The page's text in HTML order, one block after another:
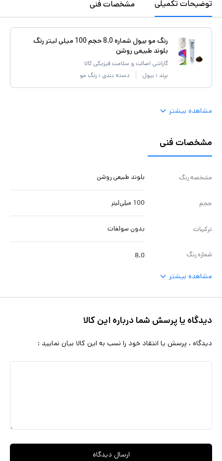
توضیحات تکمیلی مشخصات فنی
رنگ مو بیول شماره 8.0 حجم 100 میلی لیتر رنگ
بلوند طبیعی روشن
گارانتی اصالت و سلامت فیزیکی کالا
برند : بیول دسته بندی : رنگ مو
مشاهده بیشتر
مشخصات فنی
مشخصه رنگ بلوند طبیعی روشن
حجم 100 میلی‌لیتر
ترکیبات بدون سولفات
شماره رنگ 8.0
مشاهده بیشتر
دیدگاه یا پرسش شما درباره این کالا
دیدگاه ، پرسش یا انتقاد خود را نسب به این کالا بیان نمایید :
ارسال دیدگاه